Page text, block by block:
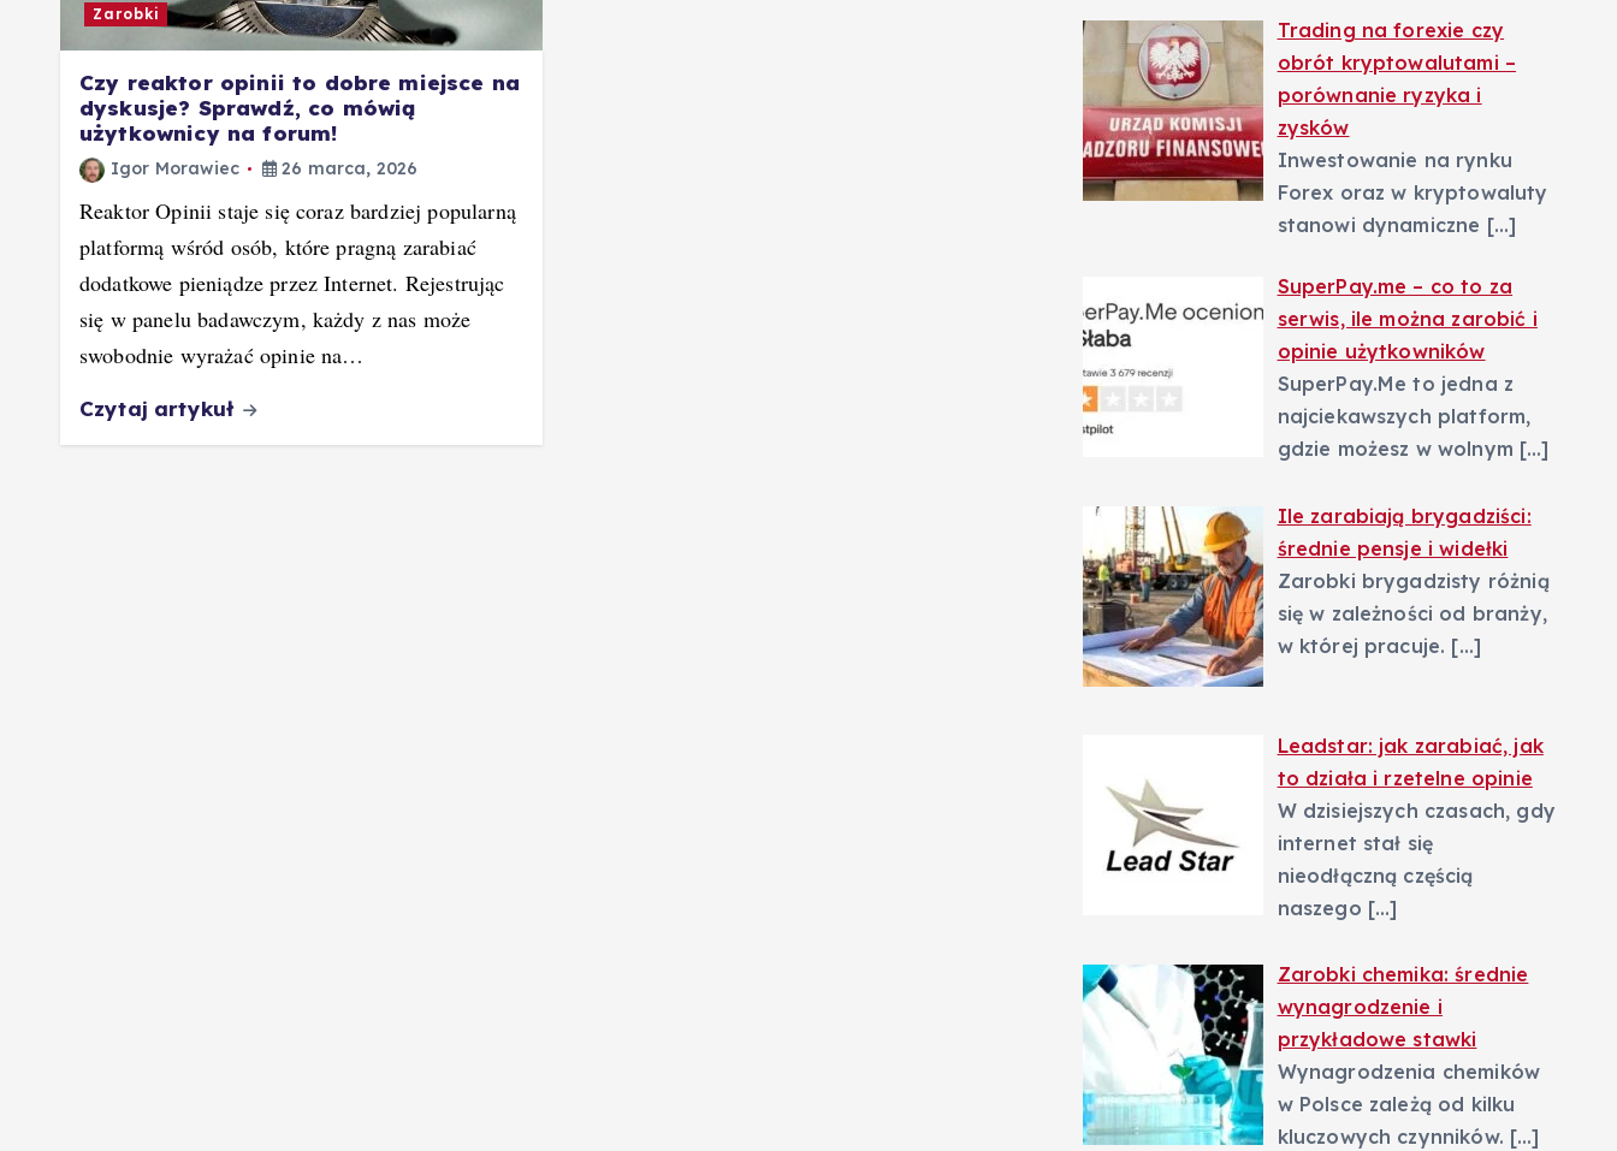
Zarobki
Czy reaktor opinii to dobre miejsce na
dyskusje? Sprawdź, co mówią
użytkownicy na forum!
Igor Morawiec 26 marca, 2026
Reaktor Opinii staje się coraz bardziej popularną
platformą wśród osób, które pragną zarabiać
dodatkowe pieniądze przez Internet. Rejestrując
się w panelu badawczym, każdy z nas może
swobodnie wyrażać opinie na…
Czytaj artykuł
Trading na forexie czy
obrót kryptowalutami –
porównanie ryzyka i
zysków
Inwestowanie na rynku
Forex oraz w kryptowaluty
stanowi dynamiczne […]
SuperPay.me – co to za
serwis, ile można zarobić i
opinie użytkowników
SuperPay.Me to jedna z
najciekawszych platform,
gdzie możesz w wolnym […]
Ile zarabiają brygadziści:
średnie pensje i widełki
Zarobki brygadzisty różnią
się w zależności od branży,
w której pracuje. […]
Leadstar: jak zarabiać, jak
to działa i rzetelne opinie
W dzisiejszych czasach, gdy
internet stał się
nieodłączną częścią
naszego […]
Zarobki chemika: średnie
wynagrodzenie i
przykładowe stawki
Wynagrodzenia chemików
w Polsce zależą od kilku
kluczowych czynników. […]